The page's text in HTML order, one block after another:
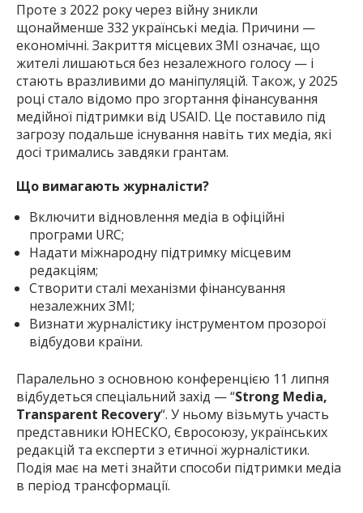
Проте з 2022 року через війну зникли
щонайменше 332 українські медіа. Причини —
економічні. Закриття місцевих ЗМІ означає, що
жителі лишаються без незалежного голосу — і
стають вразливими до маніпуляцій. Також, у 2025
році стало відомо про згортання фінансування
медійної підтримки від USAID. Це поставило під
загрозу подальше існування навіть тих медіа, які
досі тримались завдяки грантам.
Що вимагають журналісти?
Включити відновлення медіа в офіційні
програми URC;
Надати міжнародну підтримку місцевим
редакціям;
Створити сталі механізми фінансування
незалежних ЗМІ;
Визнати журналістику інструментом прозорої
відбудови країни.
Паралельно з основною конференцією 11 липня
відбудеться спеціальний захід — “Strong Media,
Transparent Recovery“. У ньому візьмуть участь
представники ЮНЕСКО, Євросоюзу, українських
редакцій та експерти з етичної журналістики.
Подія має на меті знайти способи підтримки медіа
в період трансформації.